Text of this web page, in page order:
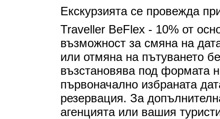
Екскурзията се провежда
Traveller BeFlex - 10% от
възможност за смяна на
или отмяна на пътуването
възстановява под формата
първоначално избраната
резервация. За
агенцията или вашия